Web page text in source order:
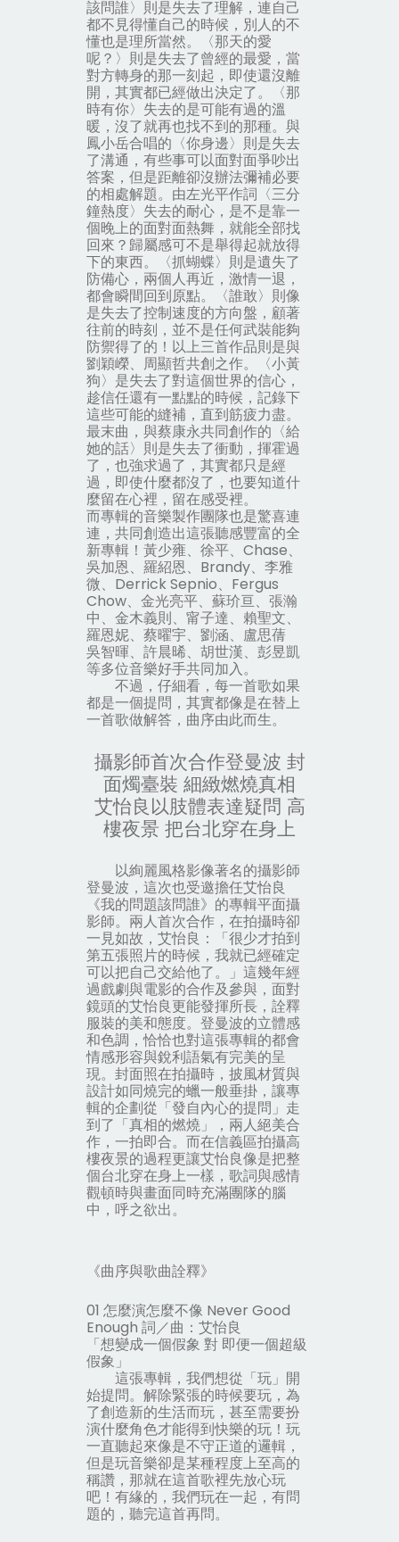
該問誰〉 則是失去了理解，連自己
都不見得懂自己的時候，別人的不
懂也是理所當然。
〈那天的愛
呢？〉 則是失去了曾經的最愛 ，當
對方轉身的那一刻起，即使還沒離
開，其實都已經做出決定了。
〈那
時有你〉 失去的是可能有過的溫
暖 ，沒了就再也找不到的那種。與
鳳小岳合唱的 〈你身邊〉 則是失去
了溝通 ，有些事可以面對面爭吵出
答案，但是距離卻沒辦法彌補必要
的相處解題。由左光平作詞 〈三分
鐘熱度〉 失去的耐心，是不是靠一
個晚上的面對面熱舞，就能全部找
回來？歸屬感可不是舉得起就放得
下的東西。
〈抓蝴蝶〉 則是遺失了
防備心，兩個人再近，激情一退，
都會瞬間回到原點。
〈誰敢〉 則像
是失去了控制速度的方向盤 ，顧著
往前的時刻，並不是任何武裝能夠
防禦得了的！以上三首作品則是與
劉穎嶸、周顯哲共創之作。
〈小黃
狗〉 是失去了對這個世界的信心，
趁信任還有一點點的時候，記錄下
這些可能的縫補，直到筋疲力盡。
最末曲，與蔡康永共同創作的 〈給
她的話〉 則是失去了衝動 ，揮霍過
了，也強求過了，其實都只是經
過，即使什麼都沒了，也要知道什
麼留在心裡，留在感受裡。
而專輯的音樂製作團隊也是驚喜連
連，共同創造出這張聽感豐富的全
新專輯！黃少雍、徐平、Chase、
吳加恩、羅紹恩、Brandy、李雅
微、Derrick Sepnio、Fergus
Chow、金光亮平、蘇玠亘、張瀚
中、金木義則、甯子達、賴聖文、
羅恩妮、蔡曜宇、劉涵、盧思蒨
吳智暉、許晨晞、胡世漢、彭昱凱
等多位音樂好手共同加入。
不過，仔細看，每一首歌如果
都是一個提問，其實都像是在替上
一首歌做解答，曲序由此而生。
攝影師首次合作登曼波 封
面燭臺裝 細緻燃燒真相
艾怡良以肢體表達疑問 高
樓夜景 把台北穿在身上
以絢麗風格影像著名的攝影師
登曼波，這次也受邀擔任艾怡良
《我的問題該問誰》的專輯平面攝
影師。兩人首次合作，在拍攝時卻
一見如故，艾怡良：「很少才拍到
第五張照片的時候，我就已經確定
可以把自己交給他了。」這幾年經
過戲劇與電影的合作及參與，面對
鏡頭的艾怡良更能發揮所長，詮釋
服裝的美和態度。登曼波的立體感
和色調，恰恰也對這張專輯的都會
情感形容與銳利語氣有完美的呈
現。封面照在拍攝時，披風材質與
設計如同燒完的蠟一般垂掛，讓專
輯的企劃從「發自內心的提問」走
到了「真相的燃燒」，兩人絕美合
作，一拍即合。而在信義區拍攝高
樓夜景的過程更讓艾怡良像是把整
個台北穿在身上一樣，歌詞與感情
觀頓時與畫面同時充滿團隊的腦
中，呼之欲出。
《曲序與歌曲詮釋》
01 怎麼演怎麼不像 Never Good
Enough 詞／曲：艾怡良
「想變成一個假象 對 即便一個超級
假象」
這張專輯，我們想從「玩」開
始提問。解除緊張的時候要玩，為
了創造新的生活而玩，甚至需要扮
演什麼角色才能得到快樂的玩！玩
一直聽起來像是不守正道的邏輯，
但是玩音樂卻是某種程度上至高的
稱讚，那就在這首歌裡先放心玩
吧！有緣的，我們玩在一起，有問
題的，聽完這首再問。